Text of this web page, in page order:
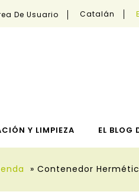
De Usuario Catalán
Y LIMPIEZA EL BLOG
» Contenedor